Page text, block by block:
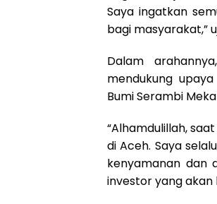
Saya ingatkan
bagi masyarakat,”
Dalam
mendukung
Bumi Serambi
“Alhamdulillah,
di Aceh. Saya
kenyamanan dan
investor yang akan